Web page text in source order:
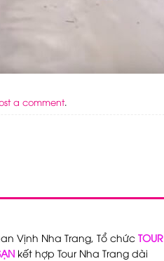
a comment.
Vịnh Nha Trang, Tổ chức TOUR
kết hợp Tour Nha Trang dài